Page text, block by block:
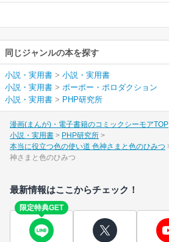
ひみつ
ション
同じジャンルの本を探す
小説・実用書 > 小説・実用書
小説・実用書 > ポーポー・ポロダクション
小説・実用書 > PHP研究所
漫画(まんが)・電子書籍のコミックシーモアTOP
小説・実用書
PHP研究所
本当に役立つ色の使い道 色神さまと色のひみつ
神さまと色のひみつ
最新情報はここからチェック！
限定特典GET